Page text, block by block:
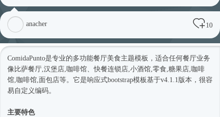
anacher 10
ComidaPunto是专业的多功能餐厅美食主题模板，适合任何餐厅业务
像比萨餐厅,汉堡店,咖啡馆、快餐连锁店,小酒馆,零食,糖果店,咖啡
馆,咖啡馆,面包店等。它是响应式bootstrap模板基于v4.1.1版本，很容
易自定义编码。
主要特色